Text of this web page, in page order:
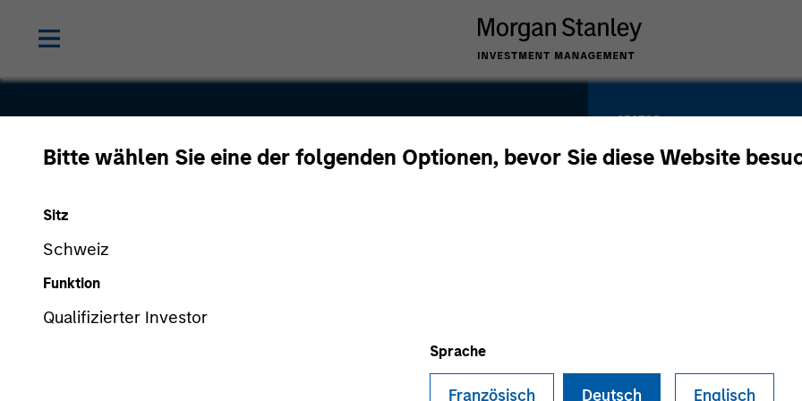
Bitte wählen Sie eine der folgenden Optionen, bevor Sie diese Website
Sitz
Schweiz
Funktion
Qualifizierter Investor
Sprache
Französisch Deutsch Englisch
SECTOR
Consumer